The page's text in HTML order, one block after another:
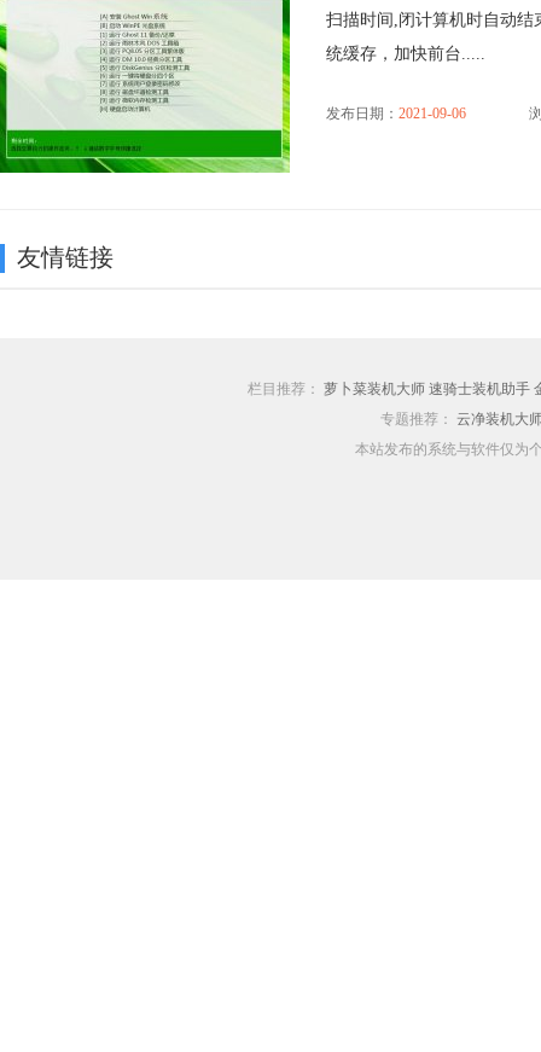
扫描时间,闭计算机时自动
统缓存，加快前台.....
发布日期： 2021-09-06
友情链接
栏目推荐： 萝卜菜装机大师 速骑士装机助手
专题推荐： 云净装机大
本站发布的系统与软件仅为